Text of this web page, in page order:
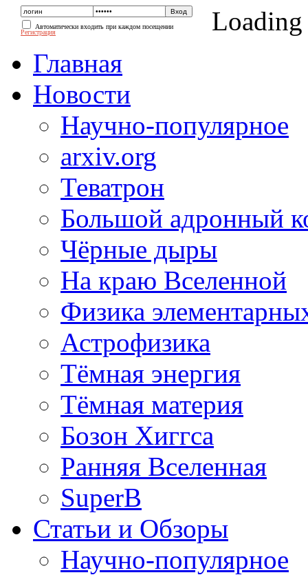
Автоматически входить при каждом посещении
Регистрация
Loading
Главная
Новости
Научно-популярное
arxiv.org
Теватрон
Большой адронный
Чёрные дыры
На краю Вселенной
Физика
Астрофизика
Тёмная энергия
Тёмная материя
Бозон Хиггса
Ранняя Вселенная
SuperB
Статьи и Обзоры
Научно-популярное